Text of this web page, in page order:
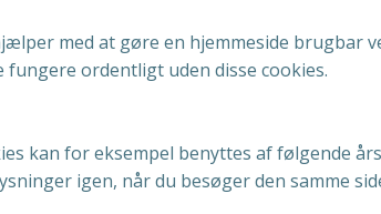
med at gøre en hjemmeside brugbar
fungere ordentligt uden disse cookies.
kan for eksempel benyttes af følgende
igen, når du besøger den samme